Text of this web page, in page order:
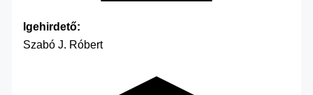
Igehirdető:
Szabó J. Róbert